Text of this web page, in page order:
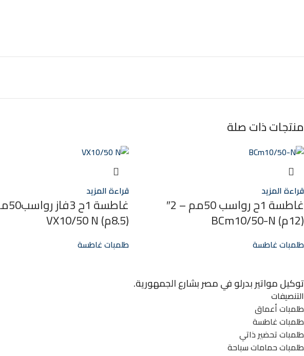
منتجات ذات صلة
قراءة المزيد
غاطسة 1ح رواسب 50مم – 2″
(12م) BCm10/50-N
طلمبات غاطسة
قراءة المزيد
(8.5م) VX10/50 N
طلمبات غاطسة
توكيل مواتير بدرلو في مصر بشارع الجمهورية.
التنصيفات
طلمبات أعماق
طلمبات غاطسة
طلمبات تحضير ذاتي
طلمبات حمامات سباحة